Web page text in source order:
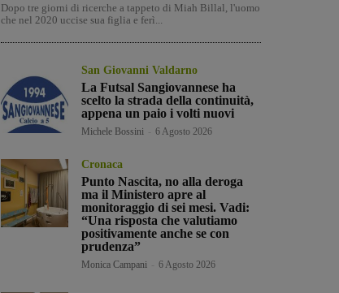
Dopo tre giorni di ricerche a tappeto di Miah Billal, l'uomo
che nel 2020 uccise sua figlia e ferì...
San Giovanni Valdarno
La Futsal Sangiovannese ha
scelto la strada della continuità,
appena un paio i volti nuovi
Michele Bossini 6 Agosto 2026
Cronaca
Punto Nascita, no alla deroga
ma il Ministero apre al
monitoraggio di sei mesi. Vadi:
“Una risposta che valutiamo
positivamente anche se con
prudenza”
Monica Campani 6 Agosto 2026